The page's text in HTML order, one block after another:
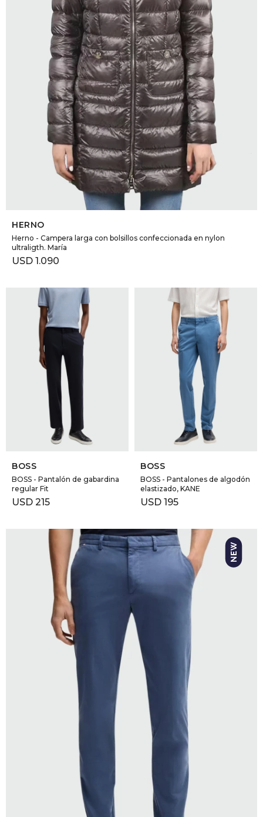
SELECCIONAR TALLE
HERNO
Herno - Campera larga con bolsillos confeccionada en nylon
ultraligth. María
USD 1.090
SELECCIONAR TALLE
BOSS
BOSS - Pantalón de gabardina
regular Fit
USD 215
SELECCIONAR TALLE
BOSS
BOSS - Pantalones de algodón
elastizado, KANE
USD 195